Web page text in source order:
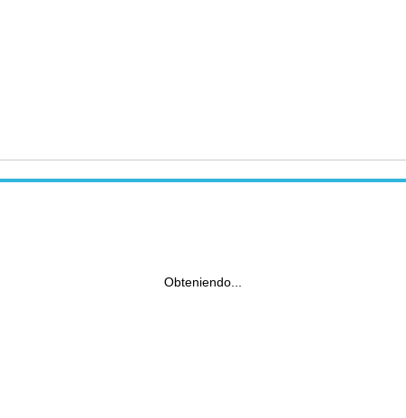
Obteniendo...